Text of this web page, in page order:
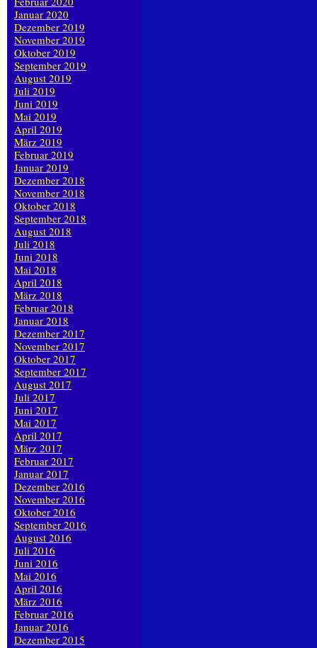
Januar 2020
Dezember 2019
November 2019
Oktober 2019
September 2019
August 2019
Juli 2019
Juni 2019
Mai 2019
April 2019
März 2019
Februar 2019
Januar 2019
Dezember 2018
November 2018
Oktober 2018
September 2018
August 2018
Juli 2018
Juni 2018
Mai 2018
April 2018
März 2018
Februar 2018
Januar 2018
Dezember 2017
November 2017
Oktober 2017
September 2017
August 2017
Juli 2017
Juni 2017
Mai 2017
April 2017
März 2017
Februar 2017
Januar 2017
Dezember 2016
November 2016
Oktober 2016
September 2016
August 2016
Juli 2016
Juni 2016
Mai 2016
April 2016
März 2016
Februar 2016
Januar 2016
Dezember 2015